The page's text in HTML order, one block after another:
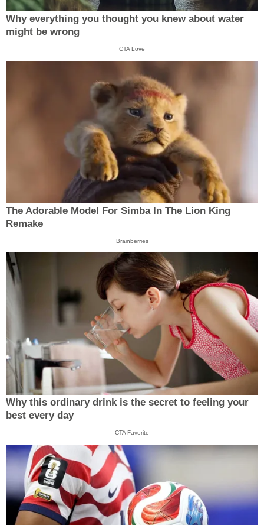
Why everything you thought you knew about water
might be wrong
CTA Love
The Adorable Model For Simba In The Lion King
Remake
Brainberries
Why this ordinary drink is the secret to feeling your
best every day
CTA Favorite